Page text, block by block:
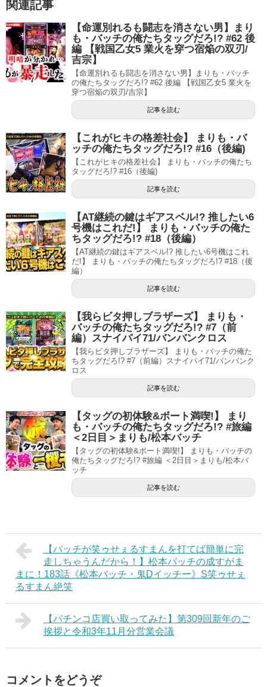
関連記事
【命運別れるも闘志を消さない男】まり
も・バッチの俺たちタッグだろ!? #62 後
編 【戦国乙女5 業火を穿つ宿焔の双刃/
吉宗】
【命運別れるも闘志を消さない男】まりも・バッチ
の俺たちタッグだろ!? #62 後編 【戦国乙女5 業火を
穿つ宿焔の双刃/吉宗】
記事を読む
【これがヒキの格差社会】 まりも・バ
ッチの俺たちタッグだろ!? #16（後編)
【これがヒキの格差社会】 まりも・バッチの俺たち
タッグだろ!? #16（後編)
記事を読む
【AT継続の鍵はギアスベル!? 推したい6
号機はこれだ!】 まりも・バッチの俺た
ちタッグだろ!? #18（後編）
【AT継続の鍵はギアスベル!? 推したい6号機はこれ
だ!】 まりも・バッチの俺たちタッグだろ!? #18（後
編）
記事を読む
【我らビタ押しブラザーズ】 まりも・
バッチの俺たちタッグだろ!? #7（前
編）スナイパイ71/バンバンクロス
【我らビタ押しブラザーズ】 まりも・バッチの俺た
ちタッグだろ!? #7（前編）スナイパイ71/バンバンク
ロス
記事を読む
【タッグの初体験&ボート満喫!】 まり
も・バッチの俺たちタッグだろ!? #旅編
＜2日目＞まりも/松本バッチ
【タッグの初体験&ボート満喫!】 まりも・バッチの
俺たちタッグだろ!? #旅編 ＜2日目＞まりも/松本バ
ッチ
記事を読む
【バッチが笑ゥせぇるすまんを打てば簡単に完
走しちゃうんだから！】松本バッチの成すがま
まに！183話《松本バッチ・鬼Dイッチー》S笑ゥせぇ
るすまん絶笑
【パチンコ店買い取ってみた】第309回新年のご
挨拶と令和3年11月分営業会議
コメントをどうぞ